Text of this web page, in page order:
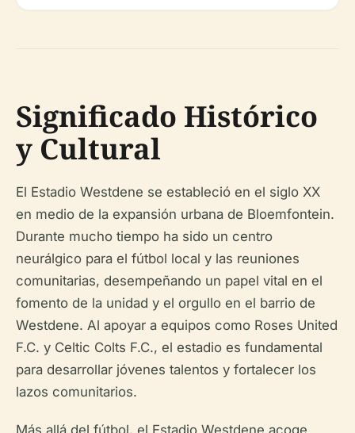
Significado Histórico
y Cultural
El Estadio Westdene se estableció en el siglo XX
en medio de la expansión urbana de Bloemfontein.
Durante mucho tiempo ha sido un centro
neurálgico para el fútbol local y las reuniones
comunitarias, desempeñando un papel vital en el
fomento de la unidad y el orgullo en el barrio de
Westdene. Al apoyar a equipos como Roses United
F.C. y Celtic Colts F.C., el estadio es fundamental
para desarrollar jóvenes talentos y fortalecer los
lazos comunitarios.
Más allá del fútbol, el Estadio Westdene acoge